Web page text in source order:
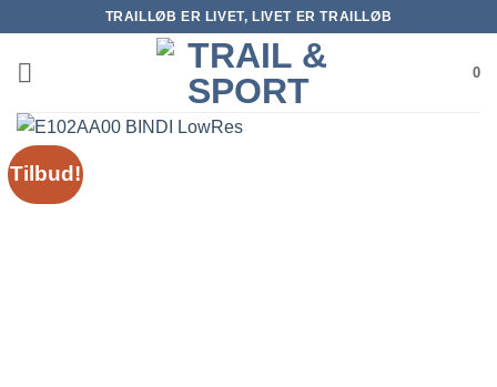
indhold
TRAILLØB ER LIVET, LIVET ER TRAILLØB
0
Tilbud!